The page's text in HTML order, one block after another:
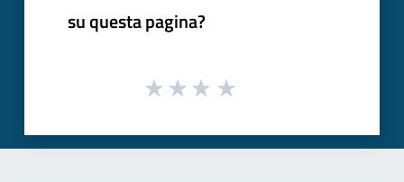
su questa pagina?